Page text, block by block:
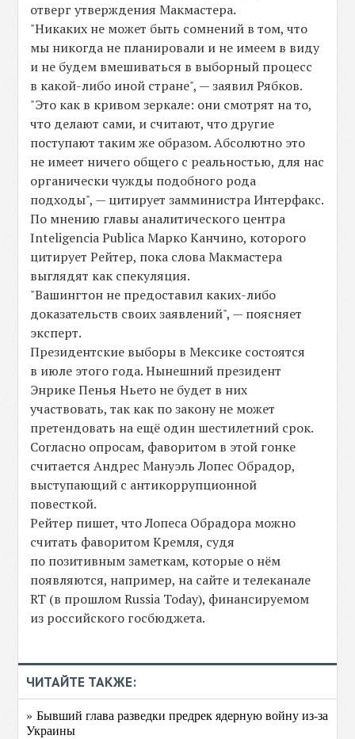
отверг утверждения Макмастера.
"Никаких не может быть сомнений в том, что
мы никогда не планировали и не имеем в виду
и не будем вмешиваться в выборный процесс
в какой-либо иной стране", — заявил Рябков.
"Это как в кривом зеркале: они смотрят на то,
что делают сами, и считают, что другие
поступают таким же образом. Абсолютно это
не имеет ничего общего с реальностью, для нас
органически чужды подобного рода
подходы", — цитирует замминистра Интерфакс.
По мнению главы аналитического центра
Inteligencia Publica Марко Канчино, которого
цитирует Рейтер, пока слова Макмастера
выглядят как спекуляция.
"Вашингтон не предоставил каких-либо
доказательств своих заявлений", — поясняет
эксперт.
Президентские выборы в Мексике состоятся
в июле этого года. Нынешний президент
Энрике Пенья Ньето не будет в них
участвовать, так как по закону не может
претендовать на ещё один шестилетний срок.
Согласно опросам, фаворитом в этой гонке
считается Андрес Мануэль Лопес Обрадор,
выступающий с антикоррупционной
повесткой.
Рейтер пишет, что Лопеса Обрадора можно
считать фаворитом Кремля, судя
по позитивным заметкам, которые о нём
появляются, например, на сайте и телеканале
RT (в прошлом Russia Today), финансируемом
из российского госбюджета.
ЧИТАЙТЕ ТАКЖЕ:
» Бывший глава разведки предрек ядерную войну из-за
Украины